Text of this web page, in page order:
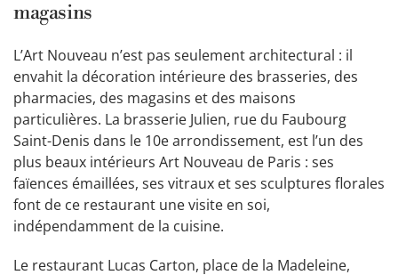
magasins
L’Art Nouveau n’est pas seulement architectural : il
envahit la décoration intérieure des brasseries, des
pharmacies, des magasins et des maisons
particulières. La brasserie Julien, rue du Faubourg
Saint-Denis dans le 10e arrondissement, est l’un des
plus beaux intérieurs Art Nouveau de Paris : ses
faïences émaillées, ses vitraux et ses sculptures florales
font de ce restaurant une visite en soi,
indépendamment de la cuisine.
Le restaurant Lucas Carton, place de la Madeleine,